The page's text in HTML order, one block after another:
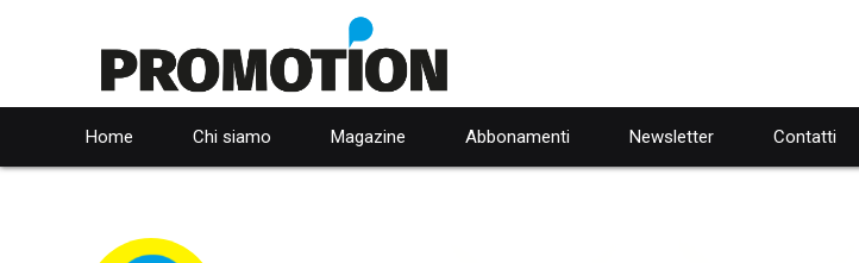
Home Chi siamo Magazine Abbonamenti Newsletter Contatti